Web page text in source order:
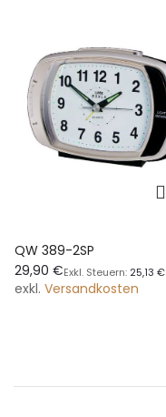
QW 389-2SP
29,90 €
25,13 €
exkl. Versandkosten